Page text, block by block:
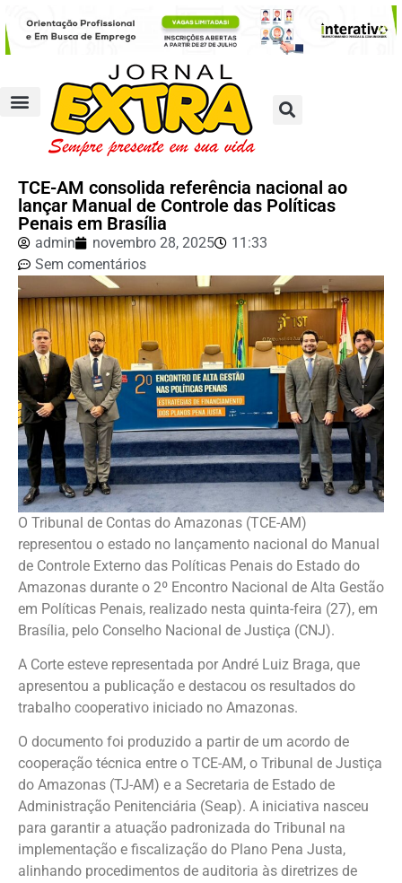
TCE-AM consolida referência nacional ao
lançar Manual de Controle das Políticas
Penais em Brasília
admin novembro 28, 2025
11:33
Sem comentários
O Tribunal de Contas do Amazonas (TCE-AM)
representou o estado no lançamento nacional do Manual
de Controle Externo das Políticas Penais do Estado do
Amazonas durante o 2º Encontro Nacional de Alta Gestão
em Políticas Penais, realizado nesta quinta-feira (27), em
Brasília, pelo Conselho Nacional de Justiça (CNJ).
A Corte esteve representada por André Luiz Braga, que
apresentou a publicação e destacou os resultados do
trabalho cooperativo iniciado no Amazonas.
O documento foi produzido a partir de um acordo de
cooperação técnica entre o TCE-AM, o Tribunal de Justiça
do Amazonas (TJ-AM) e a Secretaria de Estado de
Administração Penitenciária (Seap). A iniciativa nasceu
para garantir a atuação padronizada do Tribunal na
implementação e fiscalização do Plano Pena Justa,
alinhando procedimentos de auditoria às diretrizes de